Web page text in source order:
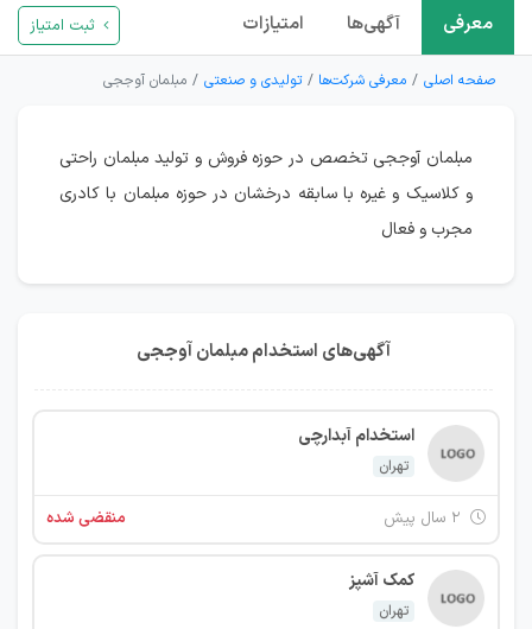
معرفی آگهی‌ها امتیازات ثبت امتیاز
صفحه اصلی معرفی شرکت‌ها تولیدی و صنعتی مبلمان آوججی
مبلمان آوججی تخصص در حوزه فروش و تولید مبلمان راحتی
و کلاسیک و غیره با سابقه درخشان در حوزه مبلمان با کادری
مجرب و فعال
آگهی‌های استخدام مبلمان آوججی
استخدام آبدارچی
تهران
منقضی شده
کمک آشپز
تهران